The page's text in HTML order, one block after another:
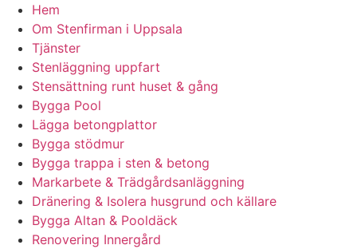
Hem
Om Stenfirman i Uppsala
Tjänster
Stenläggning uppfart
Stensättning runt huset & gång
Bygga Pool
Lägga betongplattor
Bygga stödmur
Bygga trappa i sten & betong
Markarbete & Trädgårdsanläggning
Dränering & Isolera husgrund och källare
Bygga Altan & Pooldäck
Renovering Innergård